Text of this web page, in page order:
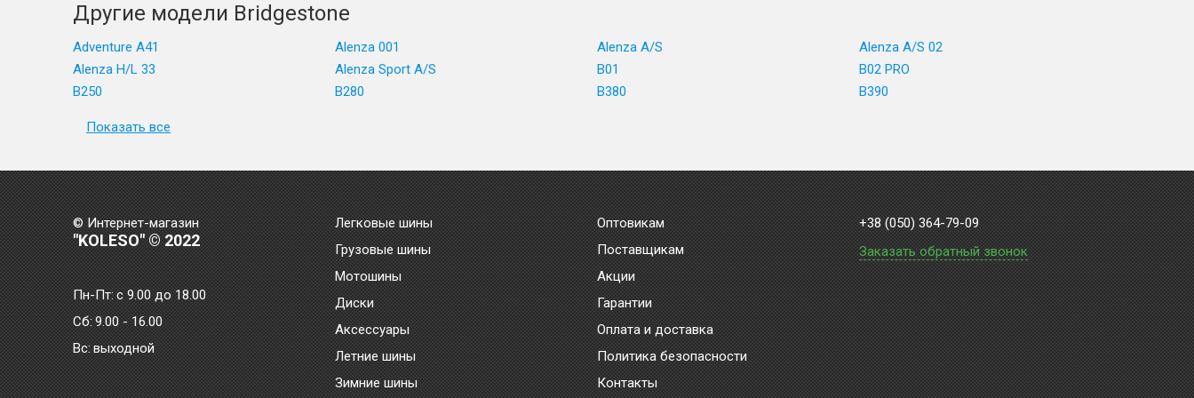
Другие модели Bridgestone
Adventure A41 Alenza 001 Alenza A/S
Alenza A/S 02
Alenza H/L 33
Alenza Sport A/S B01
B02 PRO
B250
B280 B380 B390
Показать все
© Интернет-магазин
"KOLESO" © 2022
Пн-Пт:с 9.00 до 18.00
Сб: 9.00 - 16.00
Bc: выходной
Легковые шины
Грузовые шины
Мотошины
Диски
Аксессуары
Летние шины
Зимние шины
Оптовикам
Поставщикам
Акции
Гарантии
Оплата и доставка
Политика безопасности
Контакты
+38 (050) 364-79-09
Заказать обратный звонок